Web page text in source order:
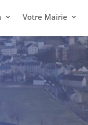
Votre Mairie